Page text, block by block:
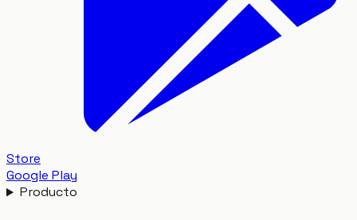
Store
Google Play
Producto